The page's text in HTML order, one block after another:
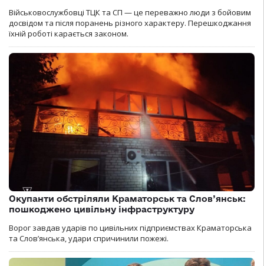
Військовослужбовці ТЦК та СП — це переважно люди з бойовим
досвідом та після поранень різного характеру. Перешкоджання
їхній роботі карається законом.
Окупанти обстріляли Краматорськ та Слов’янськ:
пошкоджено цивільну інфраструктуру
Ворог завдав ударів по цивільних підприємствах Краматорська
та Слов’янська, удари спричинили пожежі.